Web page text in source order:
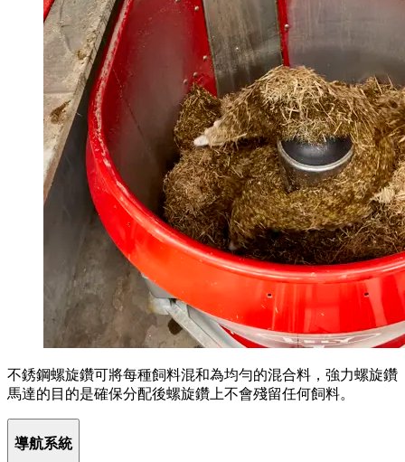
不銹鋼螺旋鑽可將每種飼料混和為均勻的混合料，強力螺旋鑽
馬達的目的是確保分配後螺旋鑽上不會殘留任何飼料。
導航系統